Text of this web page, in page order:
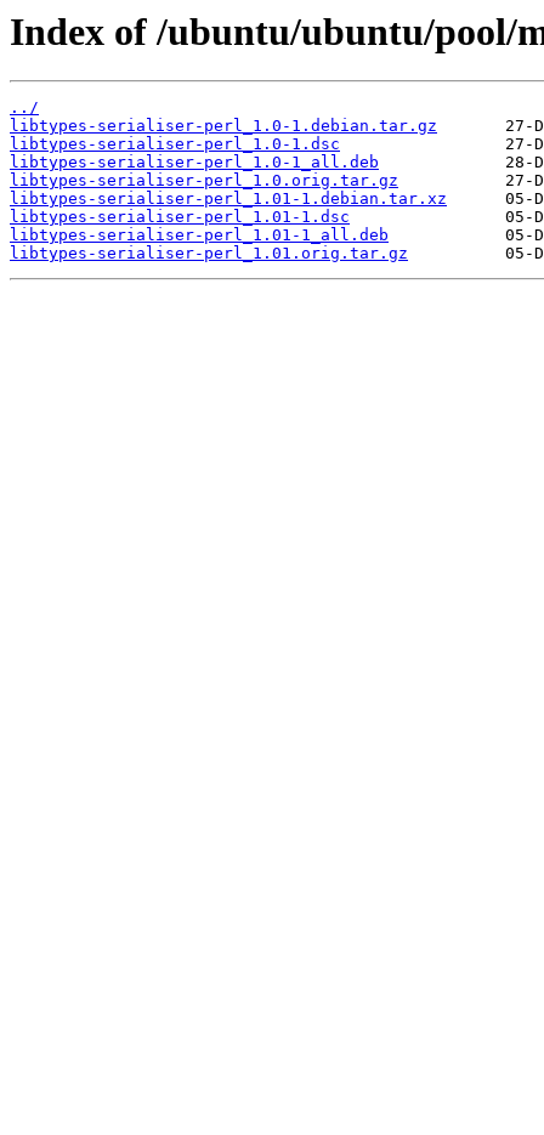
Index of /ubuntu/ubuntu/pool/
../
libtypes-serialiser-perl_1.0-1.debian.tar.gz
libtypes-serialiser-perl_1.0-1.dsc
libtypes-serialiser-perl_1.0-1_all.deb
libtypes-serialiser-perl_1.0.orig.tar.gz
libtypes-serialiser-perl_1.01-1.debian.tar.xz
libtypes-serialiser-perl_1.01-1.dsc
libtypes-serialiser-perl_1.01-1_all.deb
libtypes-serialiser-perl_1.01.orig.tar.gz